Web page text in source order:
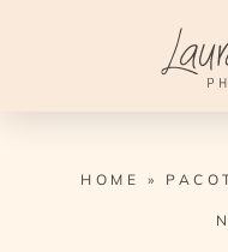
HOME »